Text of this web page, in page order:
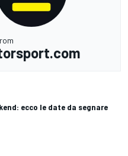
ecco le date da segnare